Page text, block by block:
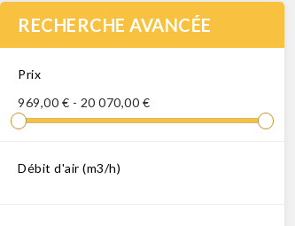
RECHERCHE AVANCÉE
Prix
969,00 € - 20 070,00 €
Débit d'air (m3/h)